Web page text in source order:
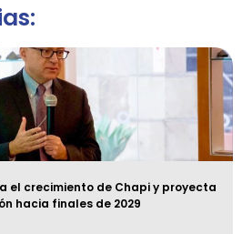
el crecimiento de Chapi y proyecta
hacia finales de 2029